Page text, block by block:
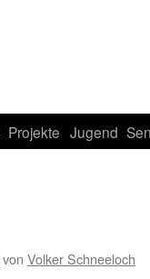
Projekte Jugend
von Volker Schneeloch